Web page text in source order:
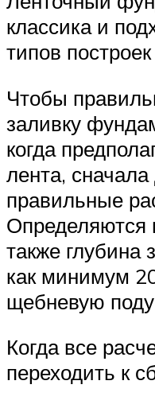
классика и
типов построек
Чтобы
заливку
когда
лента,
правильные
Определяются
также глубина
как минимум
щебневую
Когда все
переходить к